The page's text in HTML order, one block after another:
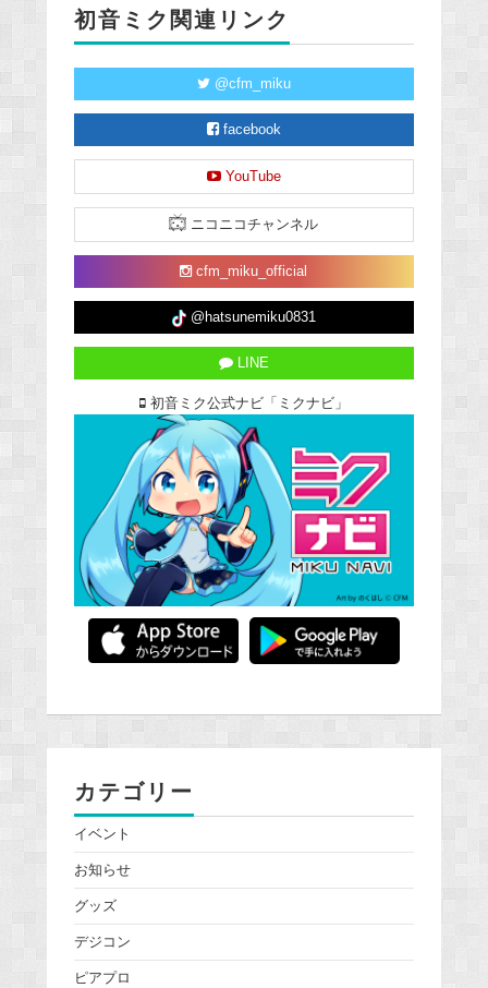
初音ミク関連リンク
@cfm_miku
facebook
YouTube
ニコニコチャンネル
cfm_miku_official
@hatsunemiku0831
LINE
初音ミク公式ナビ「ミクナビ」
カテゴリー
イベント
お知らせ
グッズ
デジコン
ピアプロ